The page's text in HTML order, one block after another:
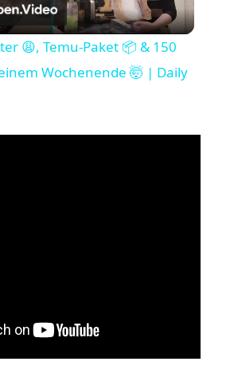
Video
😩, Temu-Paket 📦 & 150
Wochenende 🤯 | Daily